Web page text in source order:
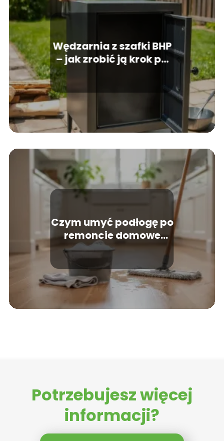
Wędzarnia z szafki BHP
– jak zrobić ją krok po
Czym umyć podłogę po
remoncie domowe
sposoby?
Potrzebujesz więcej
informacji?